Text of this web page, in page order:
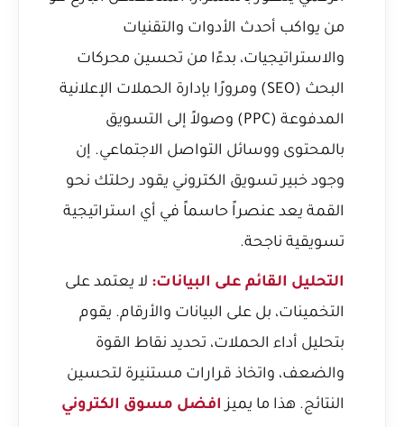
من يواكب أحدث الأدوات والتقنيات
والاستراتيجيات، بدءًا من تحسين محركات
البحث (SEO) ومرورًا بإدارة الحملات الإعلانية
المدفوعة (PPC) وصولاً إلى التسويق
بالمحتوى ووسائل التواصل الاجتماعي. إن
وجود خبير تسويق الكتروني يقود رحلتك نحو
القمة يعد عنصراً حاسماً في أي استراتيجية
تسويقية ناجحة.
التحليل القائم على البيانات: لا يعتمد على
التخمينات، بل على البيانات والأرقام. يقوم
بتحليل أداء الحملات، تحديد نقاط القوة
والضعف، واتخاذ قرارات مستنيرة لتحسين
النتائج. هذا ما يميز افضل مسوق الكتروني